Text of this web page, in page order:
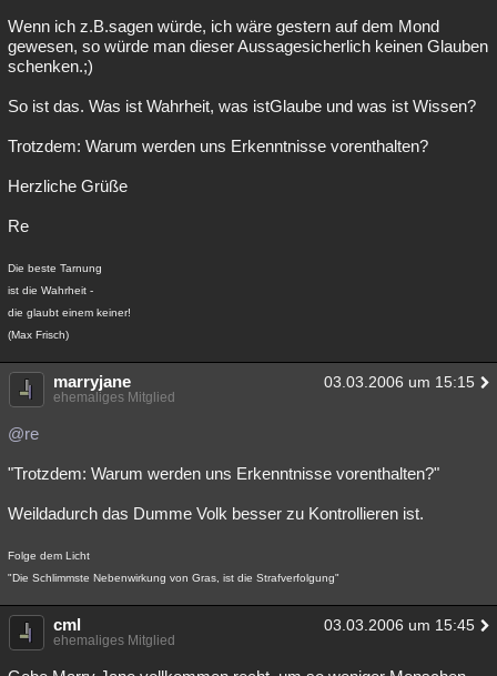
Wenn ich z.B.sagen würde, ich wäre gestern auf dem Mond
gewesen, so würde man dieser Aussagesicherlich keinen Glauben
schenken.;)
So ist das. Was ist Wahrheit, was istGlaube und was ist Wissen?
Trotzdem: Warum werden uns Erkenntnisse vorenthalten?
Herzliche Grüße
Re
Die beste Tarnung
ist die Wahrheit -
die glaubt einem keiner!
(Max Frisch)
marryjane 03.03.2006 um 15:15
ehemaliges Mitglied
@re
"Trotzdem: Warum werden uns Erkenntnisse vorenthalten?"
Weildadurch das Dumme Volk besser zu Kontrollieren ist.
Folge dem Licht
"Die Schlimmste Nebenwirkung von Gras, ist die Strafverfolgung"
cml 03.03.2006 um 15:45
ehemaliges Mitglied